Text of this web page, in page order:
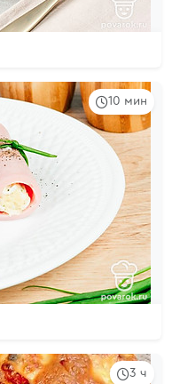
10 мин
3 ч